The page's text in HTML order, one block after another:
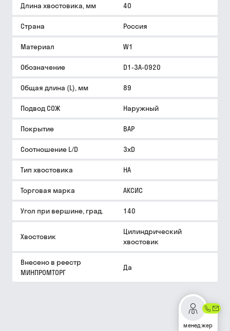
Длина хвостовика, мм 40
Страна Россия
Материал W1
Обозначение D1-3A-0920
Общая длина (L), мм 89
Подвод СОЖ Наружный
Покрытие BAP
Соотношение L/D 3xD
Тип хвостовика HA
Торговая марка АКСИС
Угол при вершине, град. 140
Хвостовик
Цилиндрический
хвостовик
Внесено в реестр
МИНПРОМТОРГ
Да
менеджер